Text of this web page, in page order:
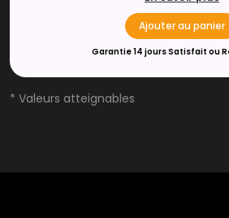
Ajouter au panier
Garantie 14 jours Satisfait ou
* Valeurs atteignables